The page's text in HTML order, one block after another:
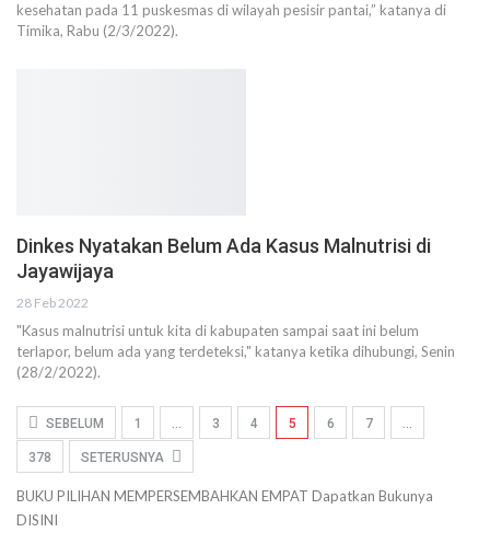
kesehatan pada 11 puskesmas di wilayah pesisir pantai,” katanya di
Timika, Rabu (2/3/2022).
Dinkes Nyatakan Belum Ada Kasus Malnutrisi di
Jayawijaya
28 Feb 2022
"Kasus malnutrisi untuk kita di kabupaten sampai saat ini belum
terlapor, belum ada yang terdeteksi," katanya ketika dihubungi, Senin
(28/2/2022).
SEBELUM 1 … 3 4 5 6 7 …
378 SETERUSNYA
BUKU PILIHAN MEMPERSEMBAHKAN EMPAT Dapatkan Bukunya
DISINI